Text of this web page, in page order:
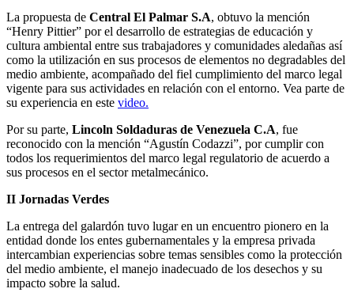
La propuesta de Central El Palmar S.A, obtuvo la mención
“Henry Pittier” por el desarrollo de estrategias de educación y
cultura ambiental entre sus trabajadores y comunidades aledañas así
como la utilización en sus procesos de elementos no degradables del
medio ambiente, acompañado del fiel cumplimiento del marco legal
vigente para sus actividades en relación con el entorno. Vea parte de
su experiencia en este video.
Por su parte, Lincoln Soldaduras de Venezuela C.A, fue
reconocido con la mención “Agustín Codazzi”, por cumplir con
todos los requerimientos del marco legal regulatorio de acuerdo a
sus procesos en el sector metalmecánico.
II Jornadas Verdes
La entrega del galardón tuvo lugar en un encuentro pionero en la
entidad donde los entes gubernamentales y la empresa privada
intercambian experiencias sobre temas sensibles como la protección
del medio ambiente, el manejo inadecuado de los desechos y su
impacto sobre la salud.